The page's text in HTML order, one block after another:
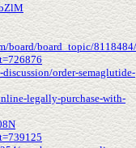
board/board_topic/
order-semaglutide-
legally-purchase-with-